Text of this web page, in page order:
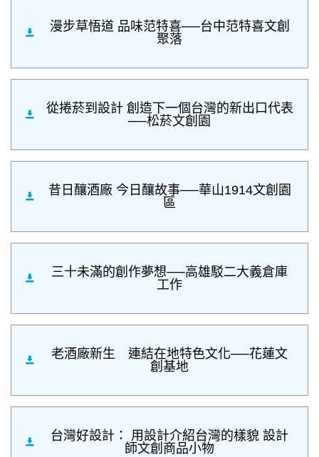
漫步草悟道 品味范特喜──台中范特喜文創
聚落
從捲菸到設計 創造下一個台灣的新出口代表
──松菸文創園
昔日釀酒廠 今日釀故事──華山1914文創園
區
三十未滿的創作夢想──高雄駁二大義倉庫
工作
老酒廠新生 連結在地特色文化──花蓮文
創基地
台灣好設計： 用設計介紹台灣的樣貌 設計
師文創商品小物